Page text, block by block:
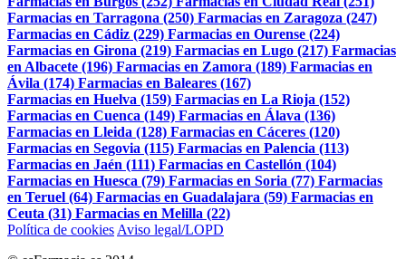
Farmacias en Tarragona (250) Farmacias en Zaragoza (247)
Farmacias en Cádiz (229) Farmacias en Ourense (224)
Farmacias en Girona (219) Farmacias en Lugo (217) Farmacias
en Albacete (196) Farmacias en Zamora (189) Farmacias en
Ávila (174) Farmacias en Baleares (167)
Farmacias en Huelva (159) Farmacias en La Rioja (152)
Farmacias en Cuenca (149) Farmacias en Álava (136)
Farmacias en Lleida (128) Farmacias en Cáceres (120)
Farmacias en Segovia (115) Farmacias en Palencia (113)
Farmacias en Jaén (111) Farmacias en Castellón (104)
Farmacias en Huesca (79) Farmacias en Soria (77) Farmacias
en Teruel (64) Farmacias en Guadalajara (59) Farmacias en
Ceuta (31) Farmacias en Melilla (22)
Política de cookies Aviso legal/LOPD